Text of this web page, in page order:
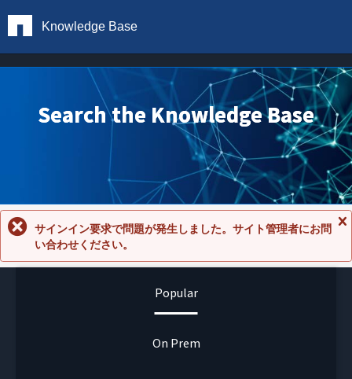
Knowledge Base
Search the Knowledge Base
セ
サインイン要求で問題が発生しました。サイト管理者にお問
い合わせください。
Popular
On Prem